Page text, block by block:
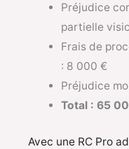
Préjudice
partielle
Frais de
: 8 000 €
Préjudice
Total : 65
Avec une RC Pro